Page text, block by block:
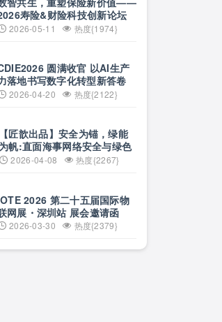
寿险&财险科技创新论坛
将启幕
2026-05-11 热度{1974}
圆满收官 以AI生产
落地书写数字化转型新答卷
2026-04-20 热度{2122}
【匠歆出品】安全为锚，绿能
为帆:直面海事网络安全与绿色
航运的双重挑战@The
2026-04-08 热度{2267}
2026 第二十五届国际物
网展・深圳站 展会邀请函
2026-03-30 热度{2379}